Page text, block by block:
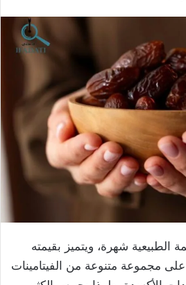
الطبيعية شهرة، ويتميز بقيمته
على مجموعة متنوعة من الفيتامينات